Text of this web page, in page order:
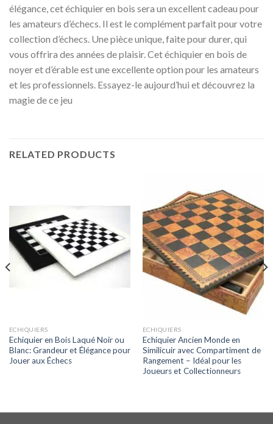
élégance, cet échiquier en bois sera un excellent cadeau pour
les amateurs d’échecs. Il est le complément parfait pour votre
collection d’échecs. Une pièce unique, faite pour durer, qui
vous offrira des années de plaisir. Cet échiquier en bois de
noyer et d’érable est une excellente option pour les amateurs
et les professionnels. Essayez-le aujourd’hui et découvrez la
magie de ce jeu
RELATED PRODUCTS
ECHIQUIERS
Echiquier en Bois Laqué Noir ou
Blanc: Grandeur et Élégance pour
Jouer aux Échecs
ECHIQUIERS
Echiquier Ancien Monde en
Similicuir avec Compartiment de
Rangement – Idéal pour les
Joueurs et Collectionneurs